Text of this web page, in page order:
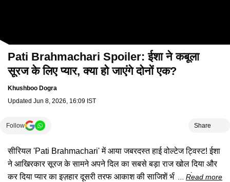
Pati Brahmachari Spoiler: ईशा ने कबूला
सूरज के लिए प्यार, क्या हो जाएंगे दोनों एक?
Khushboo Dogra
Updated Jun 8, 2026, 16:09 IST
Follow Share
सीरियल 'Pati Brahmachari' में आया जबरदस्त हाई वोल्टेज ट्विस्ट! ईशा
ने आखिरकार सूरज के सामने अपने दिल का सबसे बड़ा राज खोल दिया और
कर दिया प्यार का इज़हार दूसरी तरफ आकाश की साजिशें भी अब बेनकाब
Read more